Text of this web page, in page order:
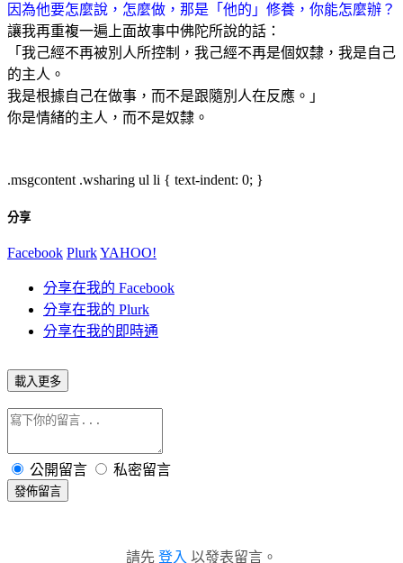
因為他要怎麼說，怎麼做，那是「他的」修養，你能怎麼辦？
讓我再重複一遍上面故事中佛陀所說的話：
「我己經不再被別人所控制，我己經不再是個奴隸，我是自己
的主人。
我是根據自己在做事，而不是跟隨別人在反應。」
你是情緒的主人，而不是奴隸。
.msgcontent .wsharing ul li { text-indent: 0; }
分享
Facebook PlurkYAHOO!
分享在我的 Facebook
分享在我的 Plurk
分享在我的即時通
載入更多
公開留言 私密留言
發佈留言
請先 登入 以發表留言。